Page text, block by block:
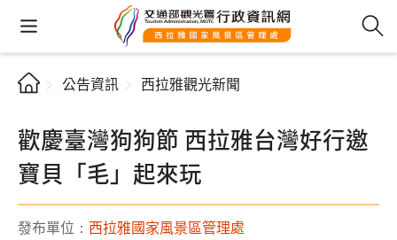
公告資訊 西拉雅觀光新聞
歡慶臺灣狗狗節 西拉雅台灣好行邀
寶貝「毛」起來玩
發布單位： 西拉雅國家風景區管理處